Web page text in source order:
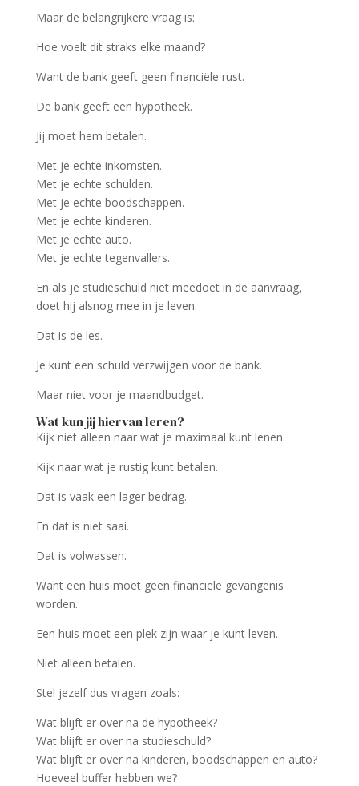
Maar de belangrijkere vraag is:
Hoe voelt dit straks elke maand?
Want de bank geeft geen financiële rust.
De bank geeft een hypotheek.
Jij moet hem betalen.
Met je echte inkomsten.
Met je echte schulden.
Met je echte boodschappen.
Met je echte kinderen.
Met je echte auto.
Met je echte tegenvallers.
En als je studieschuld niet meedoet in de aanvraag,
doet hij alsnog mee in je leven.
Dat is de les.
Je kunt een schuld verzwijgen voor de bank.
Maar niet voor je maandbudget.
Wat kun jij hiervan leren?
Kijk niet alleen naar wat je maximaal kunt lenen.
Kijk naar wat je rustig kunt betalen.
Dat is vaak een lager bedrag.
En dat is niet saai.
Dat is volwassen.
Want een huis moet geen financiële gevangenis
worden.
Een huis moet een plek zijn waar je kunt leven.
Niet alleen betalen.
Stel jezelf dus vragen zoals:
Wat blijft er over na de hypotheek?
Wat blijft er over na studieschuld?
Wat blijft er over na kinderen, boodschappen en auto?
Hoeveel buffer hebben we?